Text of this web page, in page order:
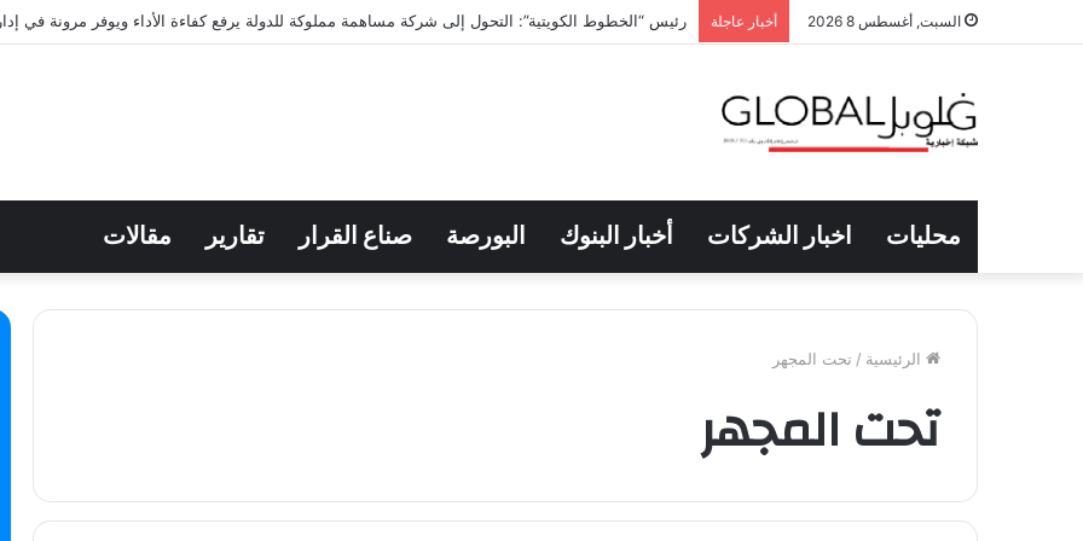
السبت, أغسطس 8 2026 أخبار عاجلة رئيس “الخطوط الكويتية”: التحول إلى شركة مساهمة مملوكة للدولة يرفع كفاءة الأداء ويوفر مرونة في
محليات اخبار الشركات أخبار البنوك البورصة صناع القرار تقارير مقالات
الرئيسية / تحت المجهر
تحت المجهر